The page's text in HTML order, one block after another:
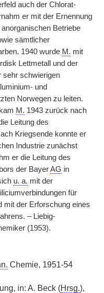
auch der Chlorat-
er mit der Ernennung
Betriebe
sämtlicher
1940 wurde M. mit
Lettmetall und der
sehr schwierigen
und
Norwegen zu leiten.
M. 1943 zurück nach
Leitung des
Kriegsende konnte er
Industrie zunächst
er die Leitung des
der BayerAG in
u. a. mit der
für
mit der Erforschung eines
– Liebig-
(1953).
Chemie, 1951-54
in: A. Beck (Hrsg.),